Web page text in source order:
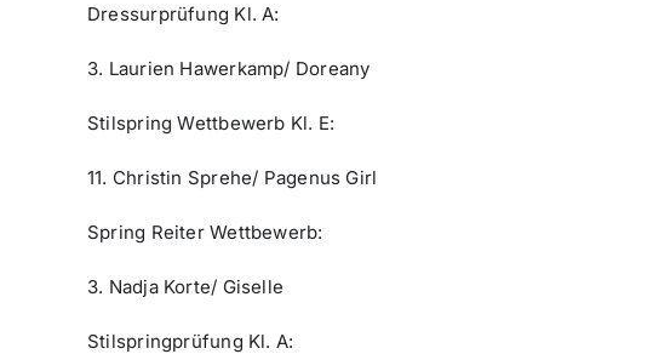
Dressurprüfung Kl. A:
3. Laurien Hawerkamp/ Doreany
Stilspring Wettbewerb Kl. E:
11. Christin Sprehe/ Pagenus Girl
Spring Reiter Wettbewerb:
3. Nadja Korte/ Giselle
Stilspringprüfung Kl. A: